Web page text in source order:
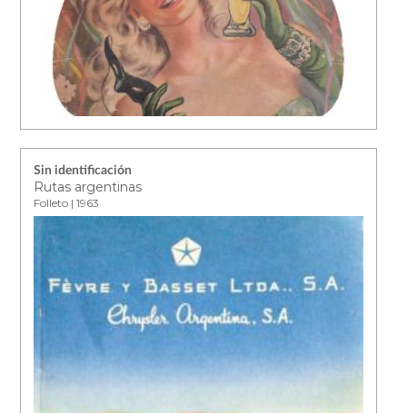
Sin identificación
Rutas argentinas
Folleto | 1963